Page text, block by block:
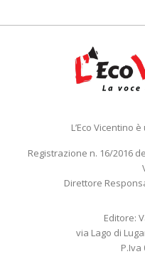
L’Eco Vicentino
Registrazione n. 16/2016
Direttore
Editore:
via Lago di
P.Iva